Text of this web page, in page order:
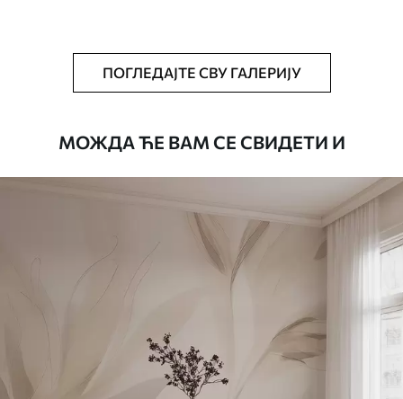
Тапета се може нежно очистити меким
сунђером. Позадине са завршном
водом.
Standard
.00
ПОГЛЕДАЈТЕ СВУ ГАЛЕРИЈУ
МОЖДА ЋЕ ВАМ СЕ СВИДЕТИ И